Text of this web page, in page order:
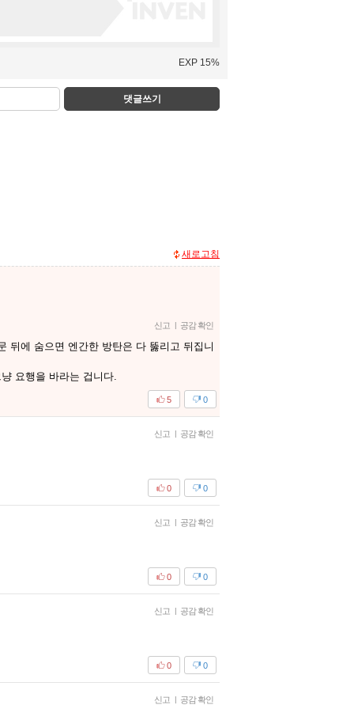
EXP 15%
댓글쓰기
새로고침
신고 | 공감 확인
뒤에 숨으면 엔간한 방탄은 다 뚫리고 뒤집니
요행을 바라는 겁니다.
0
5
신고 | 공감 확인
0
0
신고 | 공감 확인
0
0
신고 | 공감 확인
0
0
신고 | 공감 확인